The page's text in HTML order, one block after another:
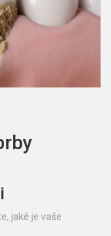
jaké je vaše